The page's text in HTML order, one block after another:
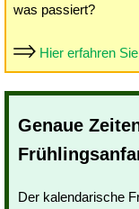
was passiert?
Hier erfahren
Genaue
Der kalendarische